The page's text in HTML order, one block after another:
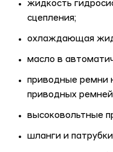
жидкость
сцепления;
охлаждающая
масло в
приводные ремни
приводных
высоковольтные
шланги и